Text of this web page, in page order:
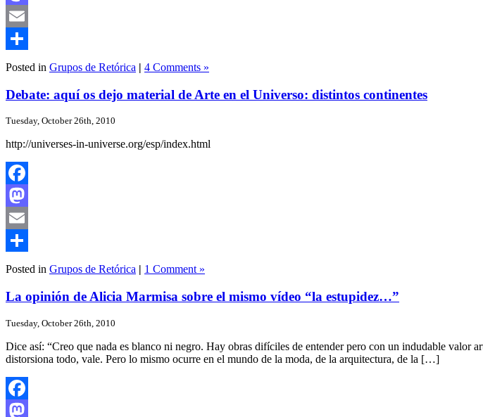
Mastodon
Email
Share
Posted in Grupos de Retórica | 4 Comments »
Debate: aquí os dejo material de Arte en el Universo: distintos continentes
Tuesday, October 26th, 2010
http://universes-in-universe.org/esp/index.html
Facebook
Mastodon
Email
Share
Posted in Grupos de Retórica | 1 Comment »
La opinión de Alicia Marmisa sobre el mismo vídeo “la estupidez…”
Tuesday, October 26th, 2010
Dice así: “Creo que nada es blanco ni negro. Hay obras difíciles de entender pero con un indudable
distorsiona todo, vale. Pero lo mismo ocurre en el mundo de la moda, de la arquitectura, de la […]
Facebook